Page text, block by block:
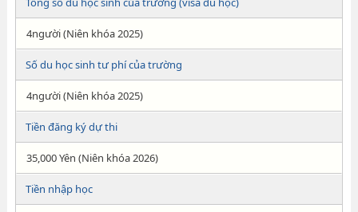
4người (Niên khóa 2025)
Số du học sinh tư phí của trường
4người (Niên khóa 2025)
Tiền đăng ký dự thi
35,000 Yên (Niên khóa 2026)
Tiền nhập học